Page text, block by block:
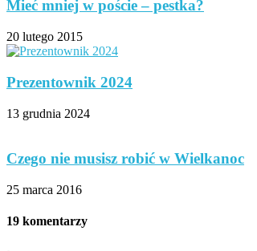
Mieć mniej w poście – pestka?
20 lutego 2015
Prezentownik 2024
13 grudnia 2024
Czego nie musisz robić w Wielkanoc
25 marca 2016
19 komentarzy